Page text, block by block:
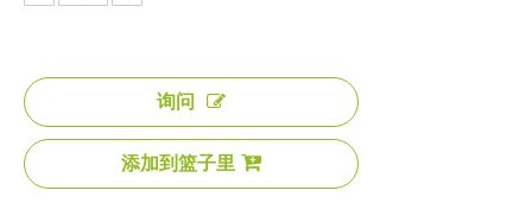
询问
添加到篮子里